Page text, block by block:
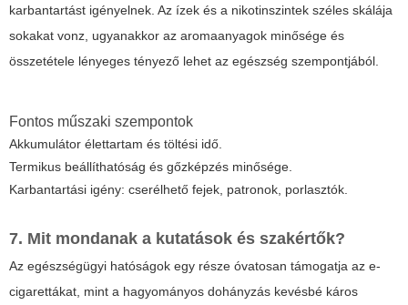
karbantartást igényelnek. Az ízek és a nikotinszintek széles skálája
sokakat vonz, ugyanakkor az aromaanyagok minősége és
összetétele lényeges tényező lehet az egészség szempontjából.
Fontos műszaki szempontok
Akkumulátor élettartam és töltési idő.
Termikus beállíthatóság és gőzképzés minősége.
Karbantartási igény: cserélhető fejek, patronok, porlasztók.
7. Mit mondanak a kutatások és szakértők?
Az egészségügyi hatóságok egy része óvatosan támogatja az e-
cigarettákat, mint a hagyományos dohányzás kevésbé káros